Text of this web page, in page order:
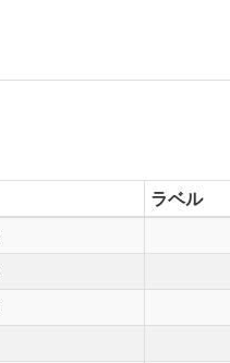
ラベル